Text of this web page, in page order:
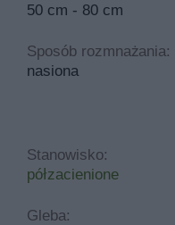
50 cm - 80 cm
Sposób rozmnażania:
nasiona
Stanowisko:
półzacienione
Gleba: